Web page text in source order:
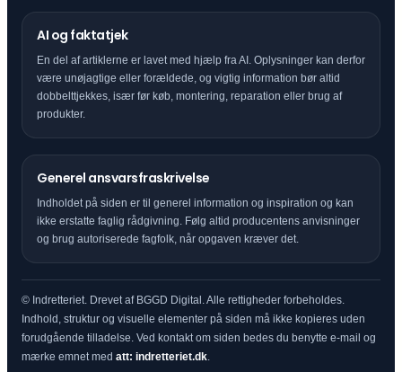
AI og faktatjek
En del af artiklerne er lavet med hjælp fra AI. Oplysninger kan derfor
være unøjagtige eller forældede, og vigtig information bør altid
dobbelttjekkes, især før køb, montering, reparation eller brug af
produkter.
Generel ansvarsfraskrivelse
Indholdet på siden er til generel information og inspiration og kan
ikke erstatte faglig rådgivning. Følg altid producentens anvisninger
og brug autoriserede fagfolk, når opgaven kræver det.
© Indretteriet. Drevet af BGGD Digital. Alle rettigheder forbeholdes.
Indhold, struktur og visuelle elementer på siden må ikke kopieres uden
forudgående tilladelse. Ved kontakt om siden bedes du benytte e-mail og
mærke emnet med att: indretteriet.dk.